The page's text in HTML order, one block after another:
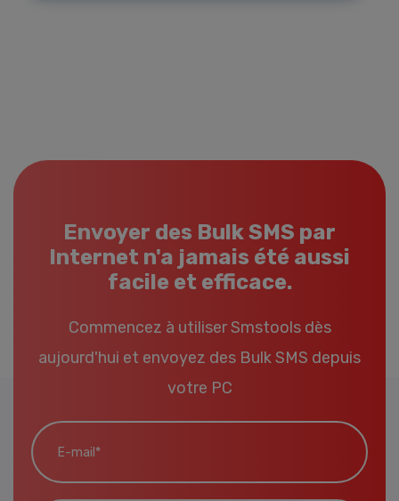
Envoyer des Bulk SMS par
Internet n'a jamais été aussi
facile et efficace.
Commencez à utiliser Smstools dès
aujourd'hui et envoyez des Bulk SMS depuis
votre PC
E-mail*